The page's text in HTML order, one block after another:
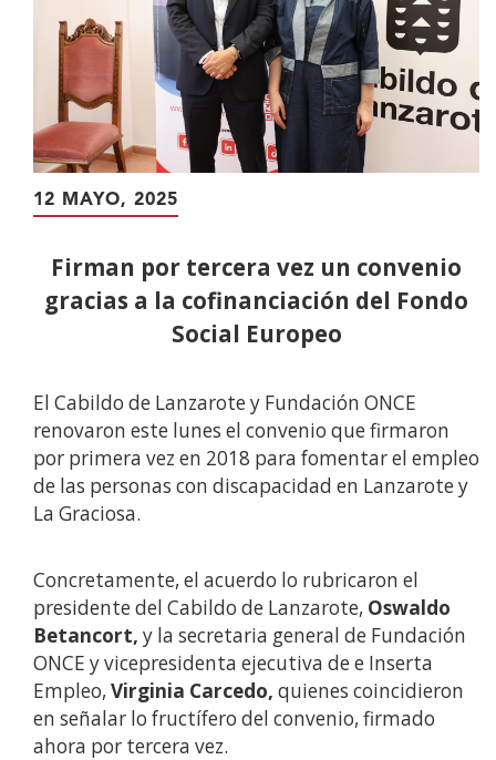
12 MAYO, 2025
Firman por tercera vez un convenio
gracias a la cofinanciación del Fondo
Social Europeo
El Cabildo de Lanzarote y Fundación ONCE
renovaron este lunes el convenio que firmaron
por primera vez en 2018 para fomentar el empleo
de las personas con discapacidad en Lanzarote y
La Graciosa.
Concretamente, el acuerdo lo rubricaron el
presidente del Cabildo de Lanzarote, Oswaldo
Betancort, y la secretaria general de Fundación
ONCE y vicepresidenta ejecutiva de e Inserta
Empleo, Virginia Carcedo, quienes coincidieron
en señalar lo fructífero del convenio, firmado
ahora por tercera vez.